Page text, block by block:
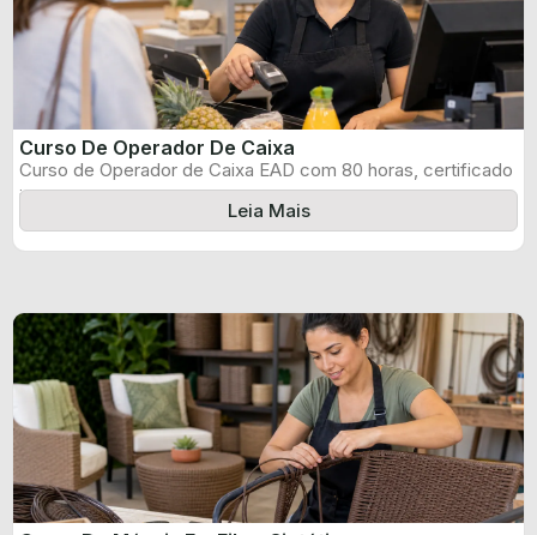
Curso De Operador De Caixa
Curso de Operador de Caixa EAD com 80 horas, certificado
informado pelo produtor ...
Leia Mais